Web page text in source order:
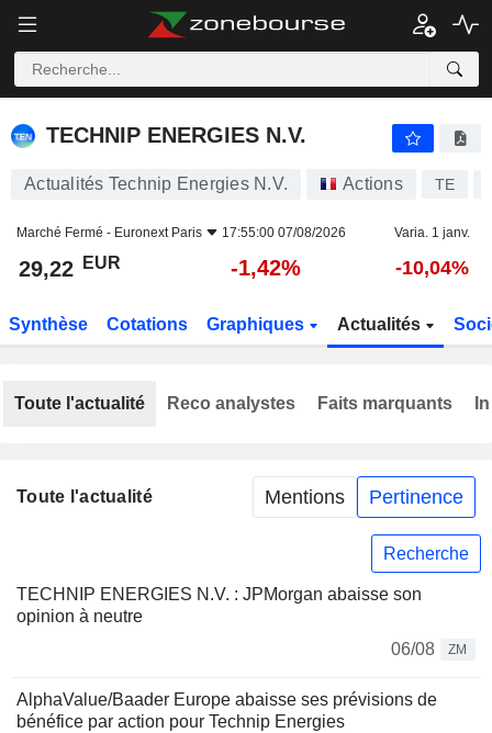
TECHNIP ENERGIES N.V.
TECHNIP ENERGIES N.V.
Actualités Technip Energies N.V. Actions TE
Marché Fermé - Euronext Paris 17:55:00 07/08/2026 Varia. 1 janv.
29,22 EUR -1,42% -10,04%
Synthèse Cotations Graphiques Actualités
Toute l'actualité Mentions Pertinence
Recherche
TECHNIP ENERGIES N.V. : JPMorgan abaisse son
opinion à neutre
06/08
ZM
AlphaValue/Baader Europe abaisse ses prévisions de
bénéfice par action pour Technip Energies
Toute l'actualité Reco analystes Faits marquants